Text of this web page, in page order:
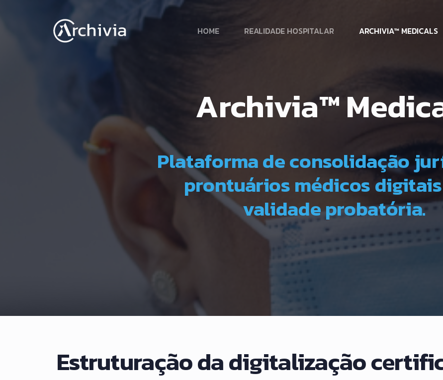
HOME REALIDADE HOSPITALAR ARCHIVIA™ MEDICALS
Archivia™
Plataforma de consolidação
prontuários médicos
validade probatória.
Estruturação da digitalização